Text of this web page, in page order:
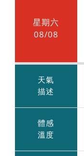
星期六
08/08
天氣
描述
體感
溫度